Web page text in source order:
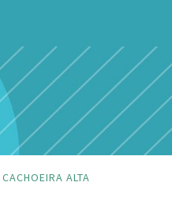
CACHOEIRA ALTA